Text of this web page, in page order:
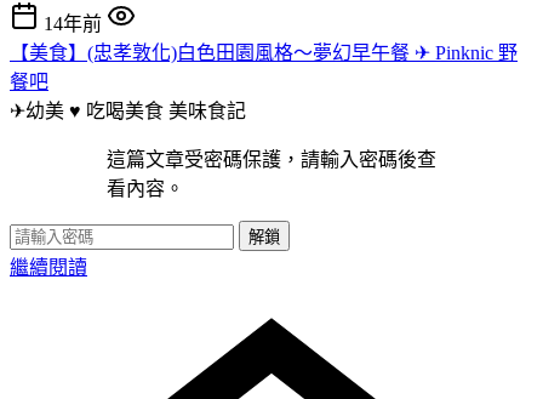
14年前
【美食】(忠孝敦化)白色田園風格～夢幻早午餐 ✈ Pinknic 野
餐吧
✈幼美 ♥ 吃喝美食 美味食記
這篇文章受密碼保護，請輸入密碼後查
看內容。
解鎖
繼續閱讀